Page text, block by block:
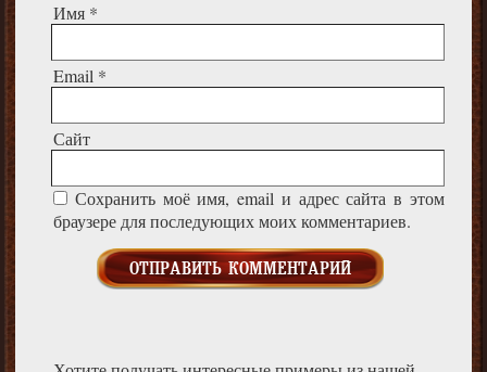
Имя *
Email *
Сайт
Сохранить моё имя, email и адрес сайта в этом
браузере для последующих моих комментариев.